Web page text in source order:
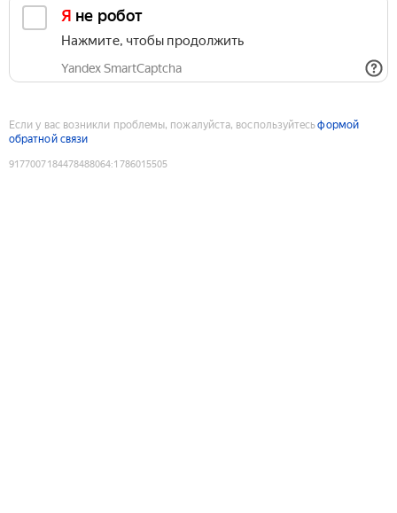
Я не робот
Нажмите, чтобы продолжить
Yandex SmartCaptcha
Если у вас возникли проблемы, пожалуйста, воспользуйтесьформой
обратной связи
9177007184478488064:1786015505